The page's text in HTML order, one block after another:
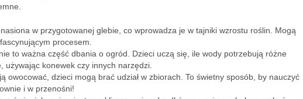
w przygotowanej glebie, co wprowadza je w tajniki wzrostu roślin. Mogą
procesem.
to ważna część dbania o ogród. Dzieci uczą się, ile wody potrzebują różne
konewek czy innych narzędzi.
owocować, dzieci mogą brać udział w zbiorach. To świetny sposób, by nauczyć
i w przenośni!